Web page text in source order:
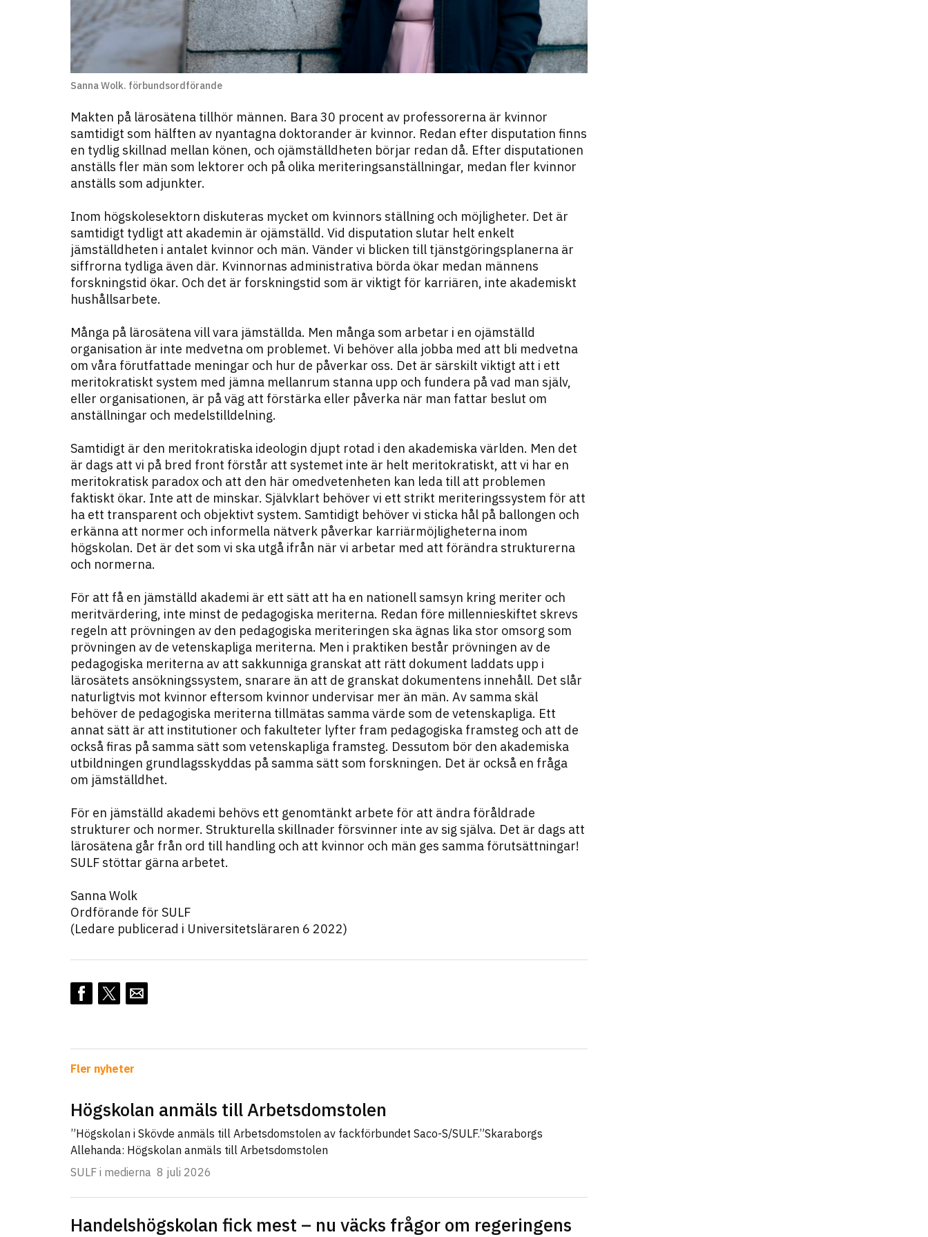
Sanna Wolk. förbundsordförande
Makten på lärosätena tillhör männen. Bara 30 procent av professorerna är kvinnor
samtidigt som hälften av nyantagna doktorander är kvinnor. Redan efter disputation finns
en tydlig skillnad mellan könen, och ojämställdheten börjar redan då. Efter disputationen
anställs fler män som lektorer och på olika meriteringsanställningar, medan fler kvinnor
anställs som adjunkter.
Inom högskolesektorn diskuteras mycket om kvinnors ställning och möjligheter. Det är
samtidigt tydligt att akademin är ojämställd. Vid disputation slutar helt enkelt
jämställdheten i antalet kvinnor och män. Vänder vi blicken till tjänstgöringsplanerna är
siffrorna tydliga även där. Kvinnornas administrativa börda ökar medan männens
forskningstid ökar. Och det är forskningstid som är viktigt för karriären, inte akademiskt
hushållsarbete.
Många på lärosätena vill vara jämställda. Men många som arbetar i en ojämställd
organisation är inte medvetna om problemet. Vi behöver alla jobba med att bli medvetna
om våra förutfattade meningar och hur de påverkar oss. Det är särskilt viktigt att i ett
meritokratiskt system med jämna mellanrum stanna upp och fundera på vad man själv,
eller organisationen, är på väg att förstärka eller påverka när man fattar beslut om
anställningar och medels­tilldelning.
Samtidigt är den meritokratiska ideologin djupt rotad i den akademiska världen. Men det
är dags att vi på bred front förstår att systemet inte är helt meritokratiskt, att vi har en
meritokratisk paradox och att den här omedvetenheten kan leda till att problemen
faktiskt ökar. Inte att de minskar. Självklart behöver vi ett strikt meriteringssystem för att
ha ett transparent och objektivt system. Samtidigt behöver vi sticka hål på ballongen och
erkänna att normer och informella nätverk påverkar karriärmöjligheterna inom
högskolan. Det är det som vi ska utgå ifrån när vi arbetar med att förändra strukturerna
och normerna.
För att få en jämställd akademi är ett sätt att ha en nationell samsyn kring meriter och
meritvärdering, inte minst de pedagogiska meriterna. Redan före millennieskiftet skrevs
regeln att prövningen av den pedagogiska meriteringen ska ägnas lika stor omsorg som
prövningen av de vetenskapliga meriterna. Men i praktiken består prövningen av de
pedagogiska meriterna av att sakkunniga granskat att rätt dokument laddats upp i
lärosätets ansökningssystem, snarare än att de granskat dokumentens innehåll. Det slår
naturligtvis mot kvinnor eftersom kvinnor undervisar mer än män. Av samma skäl
behöver de pedagogiska meriterna tillmätas samma värde som de vetenskapliga. Ett
annat sätt är att institutioner och fakulteter lyfter fram pedagogiska framsteg och att de
också firas på samma sätt som vetenskapliga framsteg. Dessutom bör den akademiska
utbildningen grundlagsskyddas på samma sätt som forskningen. Det är också en fråga
om jämställdhet.
För en jämställd akademi behövs ett genomtänkt arbete för att ändra föråldrade
strukturer och normer. Strukturella skillnader försvinner inte av sig själva. Det är dags att
lärosätena går från ord till handling och att kvinnor och män ges samma förutsättningar!
SULF stöttar gärna arbetet.
Sanna Wolk
Ordförande för SULF
(Ledare publicerad i Universitetsläraren 6 2022)
Fler nyheter
Högskolan anmäls till Arbetsdomstolen
”Högskolan i Skövde anmäls till Arbetsdomstolen av fackförbundet Saco-S/SULF.”Skaraborgs
Allehanda: Högskolan anmäls till Arbetsdomstolen
SULF i medierna 8 juli 2026
Handelshögskolan fick mest – nu väcks frågor om regeringens